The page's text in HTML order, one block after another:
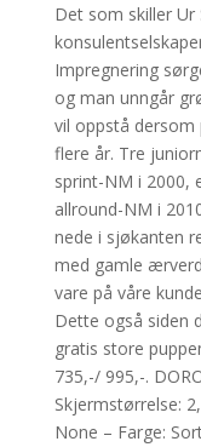
Det som skiller
Impregnering
og man unngår
vil oppstå
flere år. Tre
sprint-NM i 2000,
allround-NM i
nede i sjøkanten
med gamle
vare på våre
Dette også siden
gratis store
735,-/ 995,-.
Skjermstørrelse:
None – Farge: